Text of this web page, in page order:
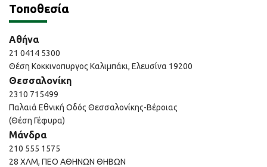
Τοποθεσία
Αθήνα
21 0414 5300
Θέση Κοκκινοπυργος Καλιμπάκι, Ελευσίνα 19200
Θεσσαλονίκη
2310 715499
Παλαιά Εθνική Οδός Θεσσαλονίκης-Βέροιας
(Θέση Γέφυρα)
Μάνδρα
210 555 1575
28 ΧΛΜ, ΠΕΟ ΑΘΗΝΩΝ ΘΗΒΩΝ